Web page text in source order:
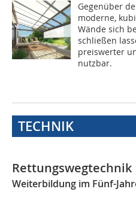
Gegenüber
moderne,
Wände sich
schließen
preiswerter
nutzbar.
TECHNIK
Rettungswegtechnik
Weiterbildung im Fünf-